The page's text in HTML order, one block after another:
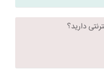
دارید؟